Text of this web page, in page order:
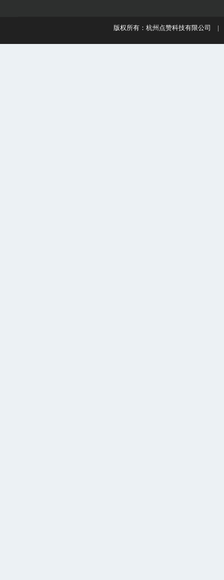
版权所有：杭州点赞科技有限公司